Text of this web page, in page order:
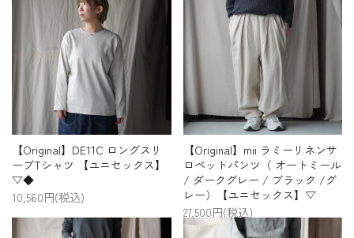
【Original】DE11C ロングスリ
ーブTシャツ 【ユニセックス】
▽◆
10,560円(税込)
【Original】mii ラミーリネンサ
ロペットパンツ（ オートミール
/ ダークグレー / ブラック /グ
レー）【ユニセックス】▽
27,500円(税込)